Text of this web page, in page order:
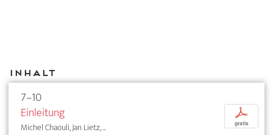
Inhalt
7–10
Einleitung
Michel Chaouli, Jan Lietz, ...
p
gratis